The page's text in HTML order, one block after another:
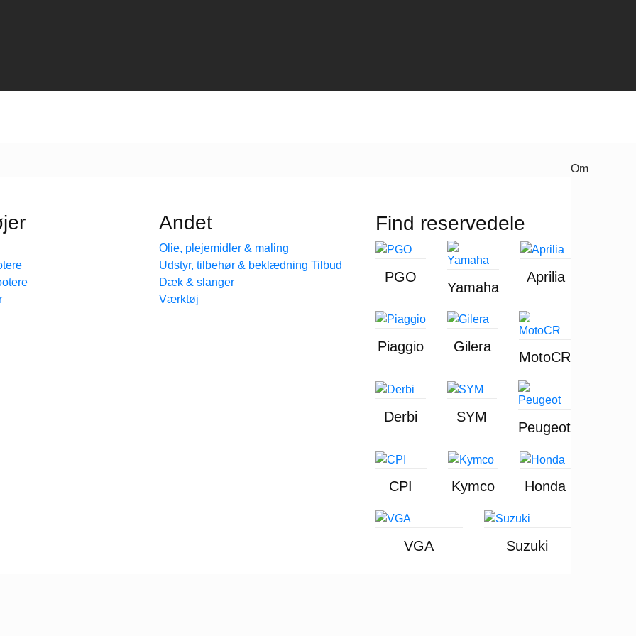
Andet
Olie, plejemidler & maling
Udstyr, tilbehør & beklædning
Dæk & slanger
Værktøj
Find reservedele
PGO
Yamaha
Aprilia
Piaggio Gilera
MotoCR
Derbi SYM
Peugeot
CPI Kymco Honda
VGA Suzuki
Om